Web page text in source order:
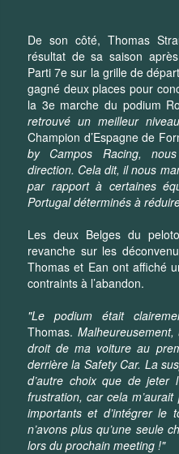
De son côté, Thomas
résultat de sa saison
Parti 7e sur la grille de
gagné deux places pour
la 3e marche du podium
retrouvé un meilleur
Champion d’Espagne de
by Campos Racing,
direction. Cela dit, il nous
par rapport à certaines
Portugal déterminés à
Les deux Belges du
revanche sur les
Thomas et Ean ont affiché
contraints à l’abandon.
"Le podium était
Thomas.
droit de ma voiture au
derrière la Safety Car. La
d’autre choix que de jeter
frustration, car cela
importants et d’intégrer le
n’avons plus qu’une seule
lors du prochain meeting !"